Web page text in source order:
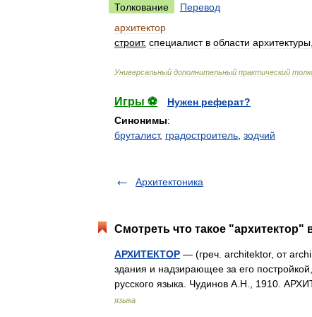
Толкование
Перевод
архитектор
строит. специалист в области архитектуры
Универсальный дополнительный практический
Игры ⚽
Нужен реферат?
Синонимы:
бруталист, градостроитель зодчий
Архитектоника
Смотреть что такое "архитектор"
АРХИТЕКТОР — (греч. architektor, от
здания и надзирающее за его
русского языка. Чудинов А.Н., 1910.
языка